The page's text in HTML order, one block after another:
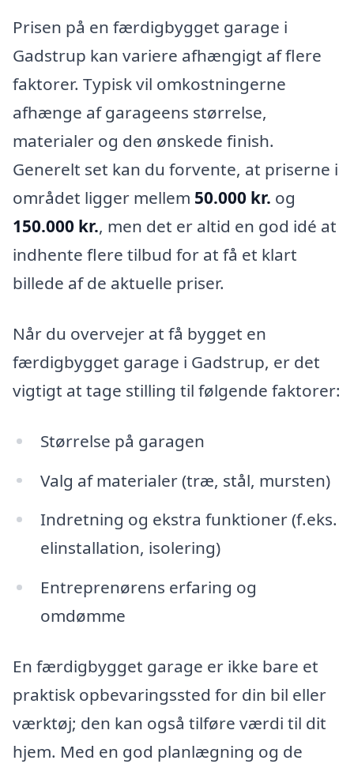
Prisen på en færdigbygget garage i
Gadstrup kan variere afhængigt af flere
faktorer. Typisk vil omkostningerne
afhænge af garageens størrelse,
materialer og den ønskede finish.
Generelt set kan du forvente, at priserne i
området ligger mellem 50.000 kr. og
150.000 kr., men det er altid en god idé at
indhente flere tilbud for at få et klart
billede af de aktuelle priser.
Når du overvejer at få bygget en
færdigbygget garage i Gadstrup, er det
vigtigt at tage stilling til følgende faktorer:
Størrelse på garagen
Valg af materialer (træ, stål, mursten)
Indretning og ekstra funktioner (f.eks.
elinstallation, isolering)
Entreprenørens erfaring og
omdømme
En færdigbygget garage er ikke bare et
praktisk opbevaringssted for din bil eller
værktøj; den kan også tilføre værdi til dit
hjem. Med en god planlægning og de